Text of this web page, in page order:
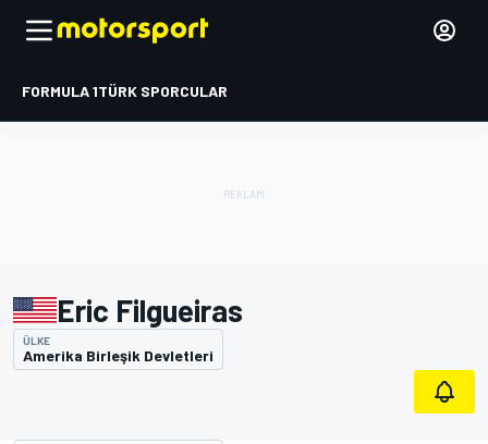
FORMULA 1TÜRK SPORCULAR
Eric Filgueiras
ÜLKE
Amerika Birleşik Devletleri